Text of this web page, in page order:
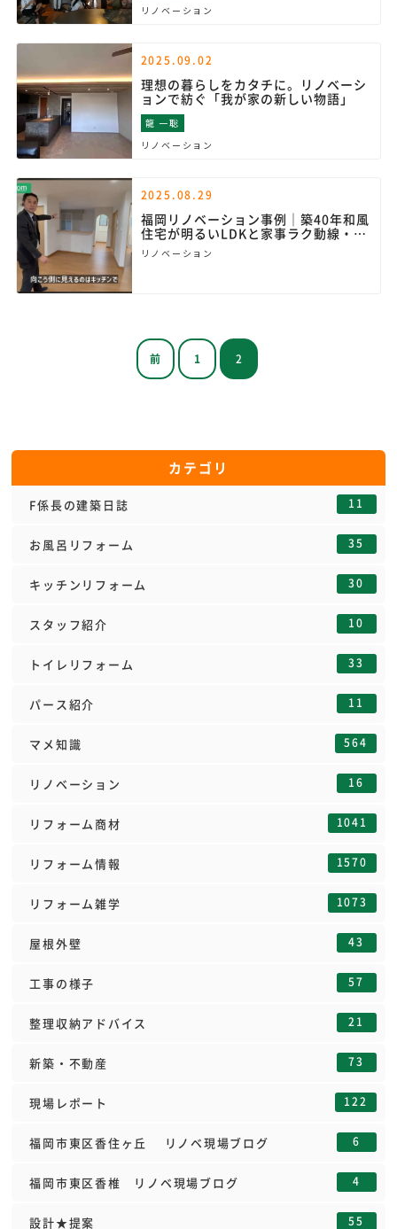
リノベーション
2025.09.02
理想の暮らしをカタチに。リノベーシ
ョンで紡ぐ「我が家の新しい物語」
龍 一聡
リノベーション
2025.08.29
福岡リノベーション事例｜築40年和風
住宅が明るいLDKと家事ラク動線・収
納UPで快適な住まいに
リノベーション
前 1 2
カテゴリ
F係長の建築日誌 11
お風呂リフォーム 35
キッチンリフォーム 30
スタッフ紹介 10
トイレリフォーム 33
パース紹介 11
マメ知識 564
リノベーション 16
リフォーム商材 1041
リフォーム情報 1570
リフォーム雑学 1073
屋根外壁 43
工事の様子 57
整理収納アドバイス 21
新築・不動産 73
現場レポート 122
福岡市東区香住ヶ丘 リノベ現場ブログ 6
福岡市東区香椎 リノベ現場ブログ 4
設計★提案 55